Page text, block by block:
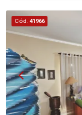
João Fiúsa,
Preto.
Cód. 41966